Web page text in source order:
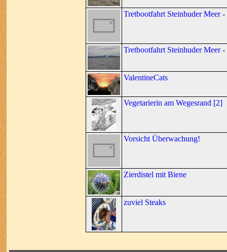
Tretbootfahrt Steinhuder Meer -
Tretbootfahrt Steinhuder Meer -
ValentineCats
Vegetarierin am Wegesrand [2]
Vorsicht Überwachung!
Zierdistel mit Biene
zuviel Steaks